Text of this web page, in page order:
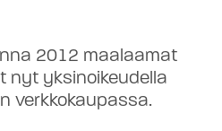
2012 maalaamat
nyt yksinoikeudella
verkkokaupassa.